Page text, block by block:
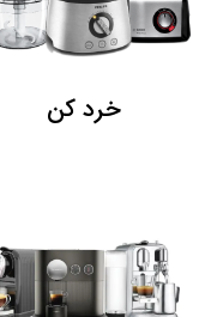
خرد کن